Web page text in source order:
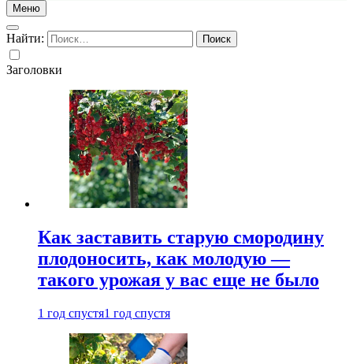
Меню
Найти:
Заголовки
Как заставить старую смородину
плодоносить, как молодую —
такого урожая у вас еще не было
1 год спустя1 год спустя